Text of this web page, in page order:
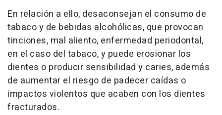
En relación a ello, desaconsejan el consumo de
tabaco y de bebidas alcohólicas, que provocan
tinciones, mal aliento, enfermedad periodontal,
en el caso del tabaco, y puede erosionar los
dientes o producir sensibilidad y caries, además
de aumentar el riesgo de padecer caídas o
impactos violentos que acaben con los dientes
fracturados.